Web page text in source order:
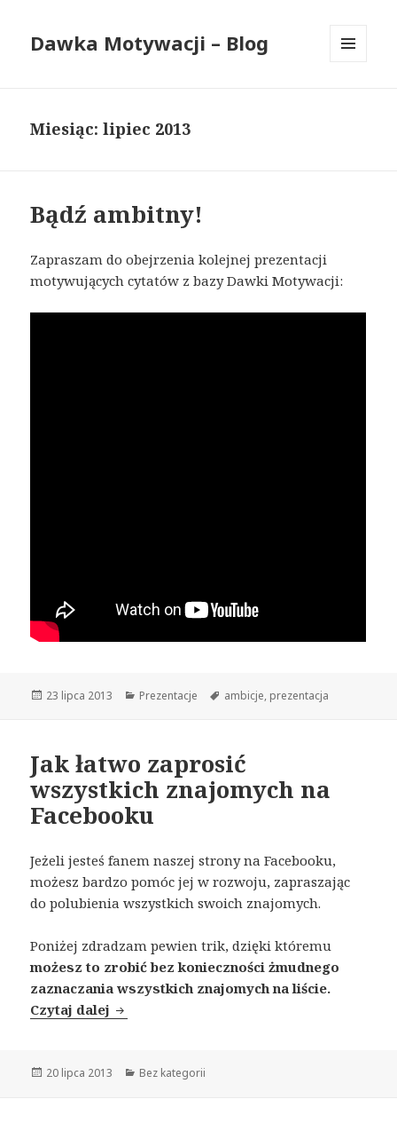
Dawka Motywacji – Blog
Miesiąc: lipiec 2013
Bądź ambitny!
Zapraszam do obejrzenia kolejnej prezentacji
motywujących cytatów z bazy Dawki Motywacji:
Opublikowano
23 lipca 2013 Kategorie
Prezentacje Tagi
ambicje, prezentacja
Jak łatwo zaprosić
wszystkich znajomych na
Facebooku
Jeżeli jesteś fanem naszej strony na Facebooku,
możesz bardzo pomóc jej w rozwoju, zapraszając
do polubienia wszystkich swoich znajomych.
Poniżej zdradzam pewien trik, dzięki któremu
możesz to zrobić bez konieczności żmudnego
zaznaczania wszystkich znajomych na liście.
Czytaj dalej Jak łatwo zaprosić wszystkich
Opublikowano
20 lipca 2013 Kategorie
Bez kategorii